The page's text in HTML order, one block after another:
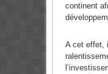
continent
A cet effet,